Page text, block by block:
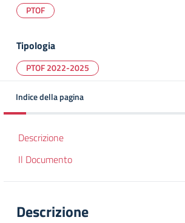
PTOF
Tipologia
PTOF 2022-2025
Indice della pagina
Descrizione
Il Documento
Descrizione